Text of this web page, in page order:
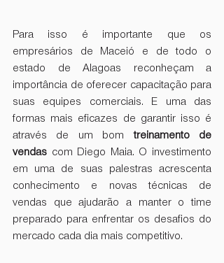
Para isso é importante que os
empresários de Maceió e de todo o
estado de Alagoas reconheçam a
importância de oferecer capacitação para
suas equipes comerciais. E uma das
formas mais eficazes de garantir isso é
através de um bom treinamento de
vendas com Diego Maia. O investimento
em uma de suas palestras acrescenta
conhecimento e novas técnicas de
vendas que ajudarão a manter o time
preparado para enfrentar os desafios do
mercado cada dia mais competitivo.